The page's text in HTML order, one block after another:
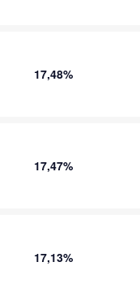
17,48%
17,47%
17,13%